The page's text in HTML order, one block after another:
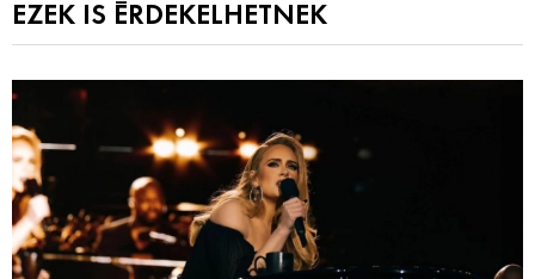
EZEK IS ÉRDEKELHETNEK